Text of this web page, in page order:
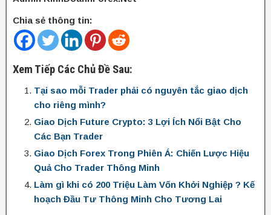
Chia sẻ thông tin:
Xem Tiếp Các Chủ Đề Sau:
Tại sao mỗi Trader phải có nguyên tắc giao dịch
cho riêng mình?
Giao Dịch Future Crypto: 3 Lợi Ích Nổi Bật Cho
Các Bạn Trader
Giao Dịch Forex Trong Phiên Á: Chiến Lược Hiệu
Quả Cho Trader Thông Minh
Làm gì khi có 200 Triệu Làm Vốn Khởi Nghiệp ? Kế
hoạch Đầu Tư Thông Minh Cho Tương Lai